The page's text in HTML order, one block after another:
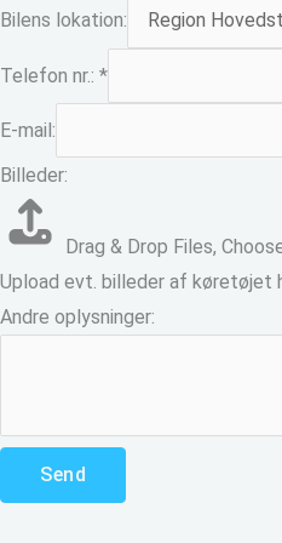
Bilens lokation:
Telefon nr.: *
E-mail:
Billeder:
Drag & Drop Files,
Upload evt. billeder af køretøjet
Andre oplysninger:
Send